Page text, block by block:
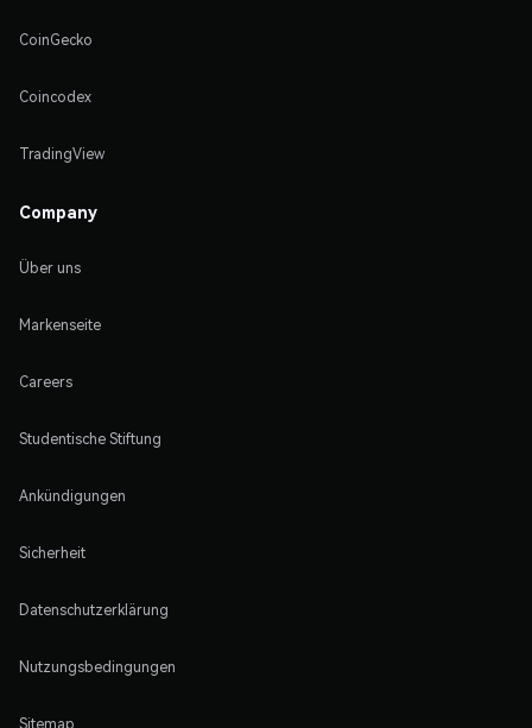
CoinGecko
Coincodex
TradingView
Company
Über uns
Markenseite
Careers
Studentische Stiftung
Ankündigungen
Sicherheit
Datenschutzerklärung
Nutzungsbedingungen
Sitemap